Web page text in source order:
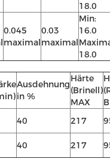
18.0
0.045
maximal
0.03
maximal
Min:
16.0
18.0
Ausdehnung
in %
Härte
(Brinell)
MAX
40 217
40 217